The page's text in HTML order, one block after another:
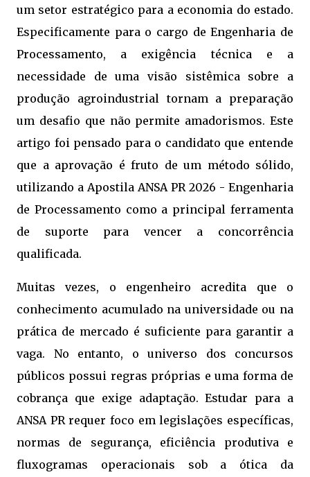
um setor estratégico para a economia do estado.
Especificamente para o cargo de Engenharia de
Processamento, a exigência técnica e a
necessidade de uma visão sistêmica sobre a
produção agroindustrial tornam a preparação
um desafio que não permite amadorismos. Este
artigo foi pensado para o candidato que entende
que a aprovação é fruto de um método sólido,
utilizando a Apostila ANSA PR 2026 - Engenharia
de Processamento como a principal ferramenta
de suporte para vencer a concorrência
qualificada.
Muitas vezes, o engenheiro acredita que o
conhecimento acumulado na universidade ou na
prática de mercado é suficiente para garantir a
vaga. No entanto, o universo dos concursos
públicos possui regras próprias e uma forma de
cobrança que exige adaptação. Estudar para a
ANSA PR requer foco em legislações específicas,
normas de segurança, eficiência produtiva e
fluxogramas operacionais sob a ótica da